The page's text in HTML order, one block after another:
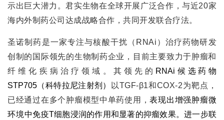
示出巨大潜力。君实生物在全球开展广泛合作，与近20家
海内外制药公司达成战略合作，共同开发联合疗法。
圣诺制药是一家专注与核酸干扰（RNAi）治疗药物研发
创制的国际领先的生物制药企业，目前主要致力于肿瘤和
纤维化疾病治疗领域。其领先的 RNAi候选药物
STP705（科特拉尼注射剂）
以TGF-β1和COX-2为靶点，
已经通过在多个肿瘤模型中单药使用，表现出增强肿瘤微
环境中免疫T细胞浸润的作用和显著的抑瘤效果。进一步联